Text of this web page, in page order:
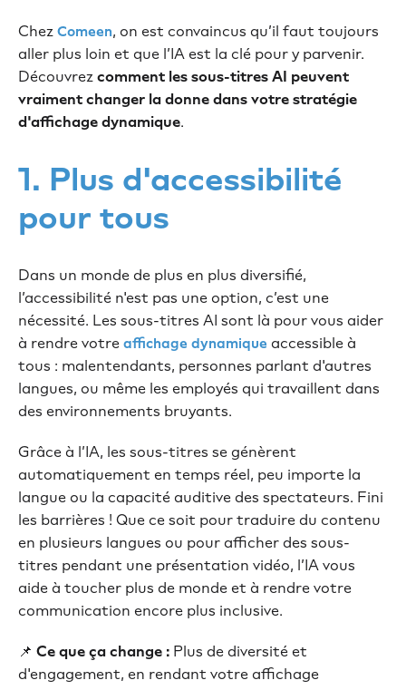
Chez Comeen, on est convaincus qu’il faut toujours
aller plus loin et que l’IA est la clé pour y parvenir.
Découvrez comment les sous-titres AI peuvent
vraiment changer la donne dans votre stratégie
d'affichage dynamique.
1. Plus d'accessibilité
pour tous
Dans un monde de plus en plus diversifié,
l’accessibilité n'est pas une option, c’est une
nécessité. Les sous-titres AI sont là pour vous aider
à rendre votre affichage dynamique accessible à
tous : malentendants, personnes parlant d'autres
langues, ou même les employés qui travaillent dans
des environnements bruyants.
Grâce à l’IA, les sous-titres se génèrent
automatiquement en temps réel, peu importe la
langue ou la capacité auditive des spectateurs. Fini
les barrières ! Que ce soit pour traduire du contenu
en plusieurs langues ou pour afficher des sous-
titres pendant une présentation vidéo, l’IA vous
aide à toucher plus de monde et à rendre votre
communication encore plus inclusive.
📌 Ce que ça change : Plus de diversité et
d'engagement, en rendant votre affichage